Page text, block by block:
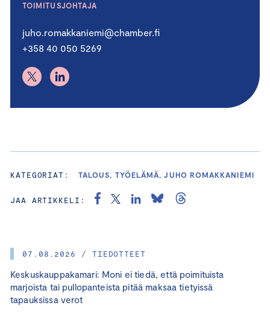
07.08.2026 / TIEDOTTEET
Keskuskauppakamari: Moni ei tiedä, että poimituista
marjoista tai pullopanteista pitää maksaa tietyissä
tapauksissa verot
TOIMITUSJOHTAJA
juho.romakkaniemi@chamber.fi
+358 40 050 5269
KATEGORIAT: TALOUS, TYÖELÄMÄ, JUHO ROMAKKANIEMI
JAA ARTIKKELI: